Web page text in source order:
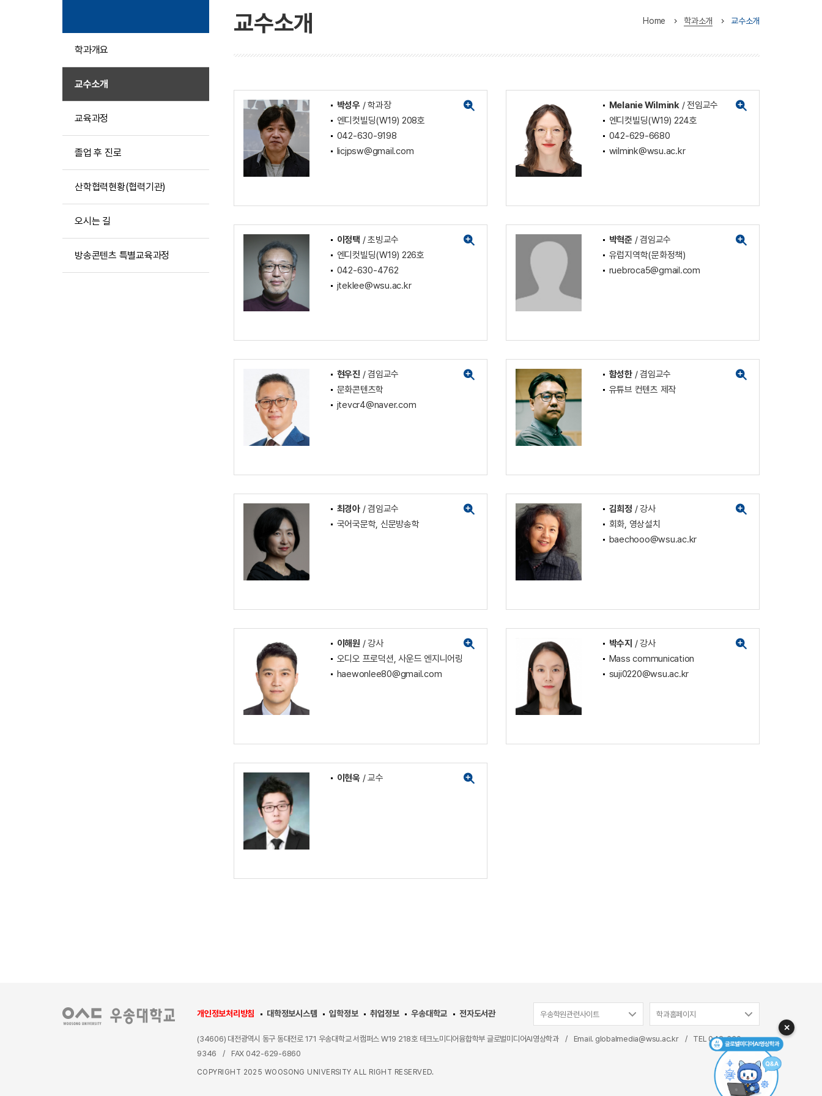
학과개요
교수소개
교육과정
졸업 후 진로
산학협력현황(협력기관)
오시는 길
방송콘텐츠 특별교육과정
교수소개 Home 학과소개 교수소개
박성우/ 학과장
엔디컷빌딩(W19) 208호
042-630-9198
licjpsw@gmail.com
Melanie Wilmink/ 전임교수
엔디컷빌딩(W19) 224호
042-629-6680
wilmink@wsu.ac.kr
이정택 / 초빙교수
엔디컷빌딩(W19) 226호
042-630-4762
jteklee@wsu.ac.kr
박혁준/ 겸임교수
유럽지역학(문화정책)
ruebroca5@gmail.com
현우진 / 겸임교수
문화콘텐츠학
jtevcr4@naver.com
함성한/ 겸임교수
유튜브 컨텐츠 제작
최경아/ 겸임교수
국어국문학, 신문방송학
김희정 / 강사
회화, 영상설치
baechooo@wsu.ac.kr
이해원 / 강사
오디오 프로덕션, 사운드 엔지니어링
haewonlee80@gmail.com
박수지 / 강사
Mass communication
suji0220@wsu.ac.kr
이현욱/ 교수
개인정보처리방침 대학정보시스템 입학정보 취업정보 우송대학교 전자도서관 우송학원관련사이트 학과홈페이지
(34606) 대전광역시 동구 동대전로 171 우송대학교 서캠퍼스 W19 218호 테크노미디어융합학부 글로벌미디어AI영상학과 / Email. globalmedia@wsu.ac.kr / TEL 042-630-
9346
/ FAX 042-629-6860
COPYRIGHT 2025 WOOSONG UNIVERSITY ALL RIGHT RESERVED.
✕